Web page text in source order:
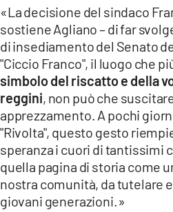
COSENZACHANNEL.IT
ILVIBONESE.IT
CATANZAROCHANNEL.IT
LACAPITALENEWS.IT
App
ANDROID
APPLE
«La decisione del sindaco
sostiene Agliano – di far
di insediamento del Senato
"Ciccio Franco", il luogo che
simbolo del riscatto e della
reggini, non può che
apprezzamento. A pochi
"Rivolta", questo gesto
speranza i cuori di tantissimi
quella pagina di storia come
nostra comunità, da tutelare
giovani generazioni.»